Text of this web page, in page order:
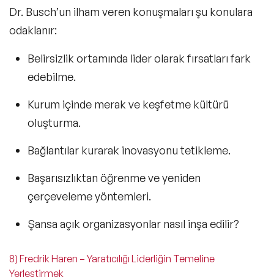
Dr. Busch’un ilham veren konuşmaları şu konulara
odaklanır:
Belirsizlik ortamında lider olarak fırsatları fark
edebilme.
Kurum içinde merak ve keşfetme kültürü
oluşturma.
Bağlantılar kurarak inovasyonu tetikleme.
Başarısızlıktan öğrenme ve yeniden
çerçeveleme yöntemleri.
Şansa açık organizasyonlar nasıl inşa edilir?
8) Fredrik Haren – Yaratıcılığı Liderliğin Temeline
Yerleştirmek